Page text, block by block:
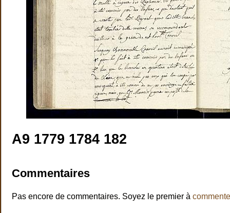
A9 1779 1784 182
Commentaires
Pas encore de commentaires. Soyez le premier à